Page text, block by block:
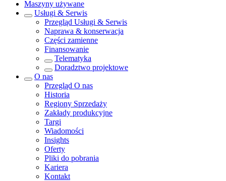
Maszyny używane
Usługi & Serwis
Przegląd Usługi & Serwis
Naprawa & konserwacja
Części zamienne
Finansowanie
Telematyka
Doradztwo projektowe
O nas
Przegląd O nas
Historia
Regiony Sprzedaży
Zakłady produkcyjne
Targi
Wiadomości
Insights
Oferty
Pliki do pobrania
Kariera
Kontakt